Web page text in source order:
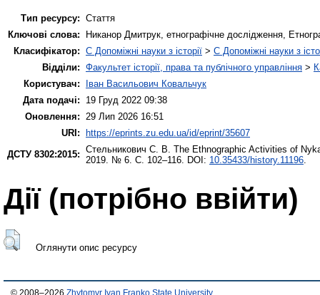
Тип ресурсу: Стаття
Ключові слова:
Никанор Дмитрук, етнографічне дослідження,
Класифікатор: C Допоміжні науки з історії > C Допоміжні науки з
Відділи: Факультет історії, права та публічного управління >
Користувач:
Іван Васильович Ковальчук
Дата подачі:
19 Груд 2022 09:38
Оновлення:
29 Лип 2026 16:51
URI: https://eprints.zu.edu.ua/id/eprint/35607
ДСТУ 8302:2015: Стельникович С. В. The Ethnographic Activities of
2019. № 6. С. 102–116. DOI: 10.35433/history.11196
Дії ​​(потрібно ввійти)
Оглянути опис ресурсу
© 2008–2026 Zhytomyr Ivan Franko State University